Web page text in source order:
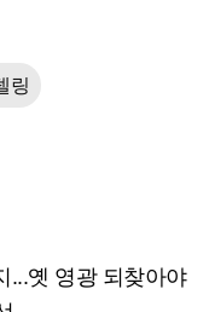
링
...옛 영광 되찾아야